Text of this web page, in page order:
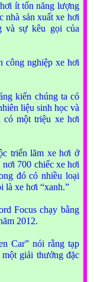
ít tốn năng lượng
nhà sản xuất xe hơi
và sự kêu gọi của
công nghiệp xe hơi
kiến chúng ta có
liệu sinh học và
có một triệu xe hơi
triển lãm xe hơi ở
700 chiếc xe hơi
đó có nhiều loại
là xe hơi “xanh.”
Focus chạy bằng
2012.
Car” nói rằng tạp
giải thưởng đặc